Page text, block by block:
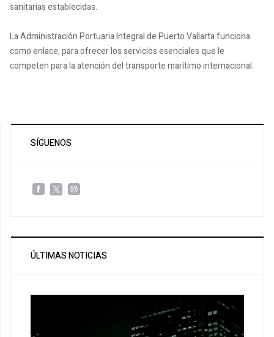
sanitarias establecidas.
La Administración Portuaria Integral de Puerto Vallarta funciona
como enlace, para ofrecer los servicios esenciales que le
competen para la atención del transporte marítimo internacional.
SÍGUENOS
ÚLTIMAS NOTICIAS